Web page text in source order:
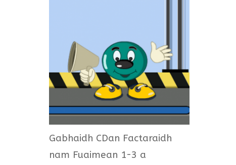
Gabhaidh CDan Factaraidh
nam Fuaimean 1-3 a